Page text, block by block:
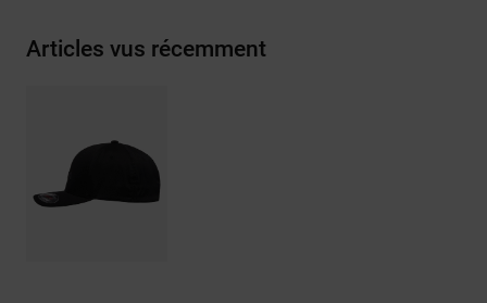
Articles vus récemment